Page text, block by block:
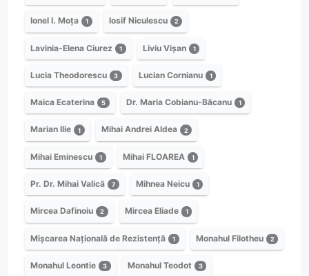
Ionel I. Moța 1 Iosif Niculescu 2
Lavinia-Elena Ciurez 1 Liviu Vișan 1
Lucia Theodorescu 3 Lucian Cornianu 1
Maica Ecaterina 5 Dr. Maria Cobianu-Băcanu 1
Marian Ilie 1 Mihai Andrei Aldea 2
Mihai Eminescu 1 Mihai FLOAREA 1
Pr. Dr. Mihai Valică 7 Mihnea Neicu 1
Mircea Dafinoiu 2 Mircea Eliade 1
Mișcarea Națională de Rezistență 1 Monahul Filotheu 2
Monahul Leontie 3 Monahul Teodot 3